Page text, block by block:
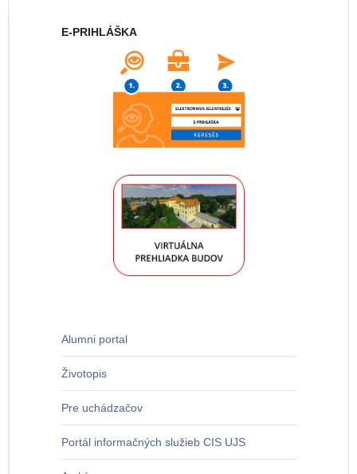
E-PRIHLÁŠKA
Alumni portal
Životopis
Pre uchádzačov
Portál informačných služieb CIS UJS